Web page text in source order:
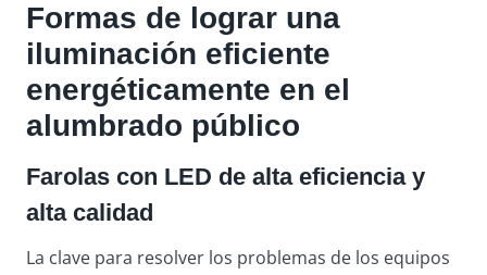
Formas de lograr una
iluminación eficiente
energéticamente en el
alumbrado público
Farolas con LED de alta eficiencia y
alta calidad
La clave para resolver los problemas de los equipos